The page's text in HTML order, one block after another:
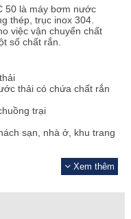
50 là máy bơm nước
thép, trục inox 304.
việc vận chuyển chất
số chất rắn.
thải có chứa chất rắn
trại
sạn, nhà ở, khu trang
trình xây dựng
mình cần. Hãy liên hệ
Xem thêm